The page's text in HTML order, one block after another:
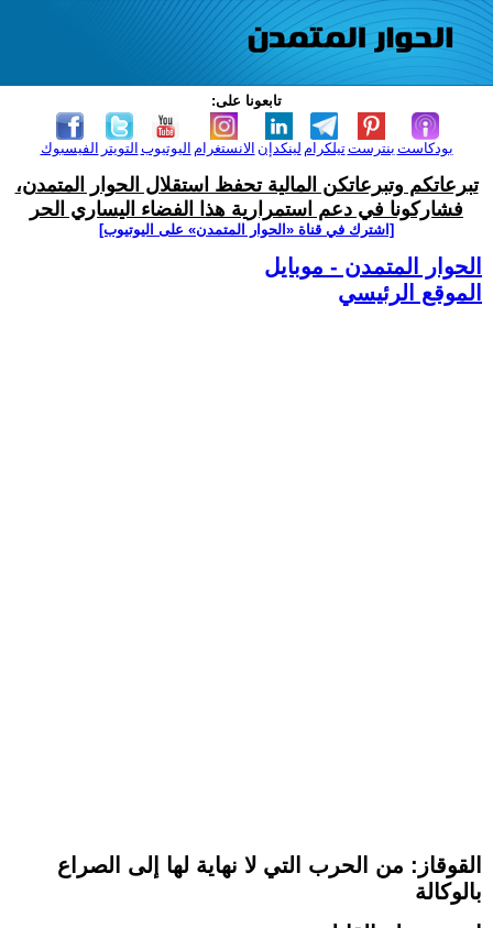
تابعونا على:
الفيسبوك التويتر اليوتيوب الانستغرام لينكدإن تيلكرامبنترست بودكاست
تبرعاتكم وتبرعاتكن المالية تحفظ استقلال الحوار المتمدن،
فشاركونا في دعم استمرارية هذا الفضاء اليساري الحر
[اشترك في قناة ‫«الحوار المتمدن» على اليوتيوب]
الحوار المتمدن - موبايل
الموقع الرئيسي
القوقاز: من الحرب التي لا نهاية لها إلى الصراع
بالوكالة